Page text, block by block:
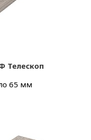
Телескоп
65 мм